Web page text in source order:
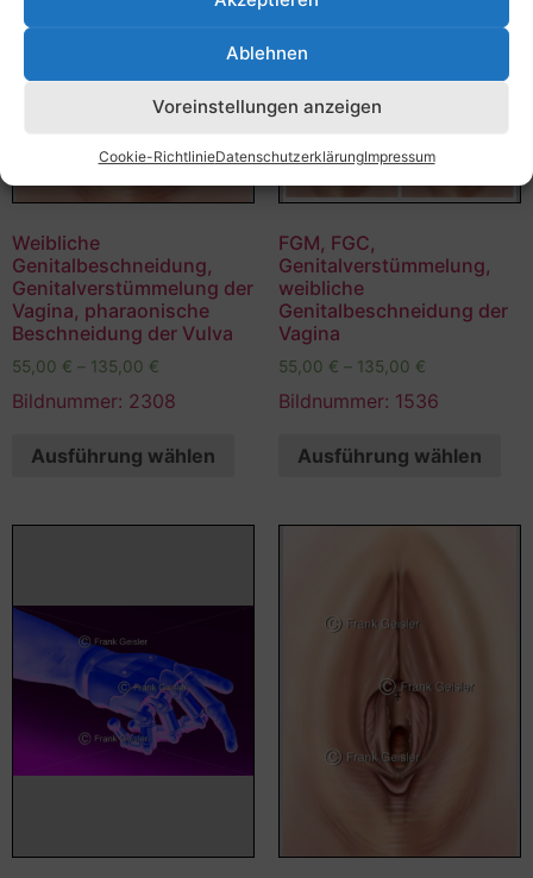
Ablehnen
Voreinstellungen anzeigen
Cookie-RichtlinieDatenschutzerklärungImpressum
Weibliche
Genitalbeschneidung,
Genitalverstümmelung der
Vagina, pharaonische
Beschneidung der Vulva
55,00 € – 135,00 €
Bildnummer: 2308
Ausführung wählen
FGM, FGC,
Genitalverstümmelung,
weibliche
Genitalbeschneidung der
Vagina
55,00 € – 135,00 €
Bildnummer: 1536
Ausführung wählen